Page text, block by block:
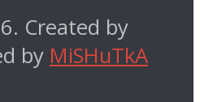
Created by
by MiSHuTkA